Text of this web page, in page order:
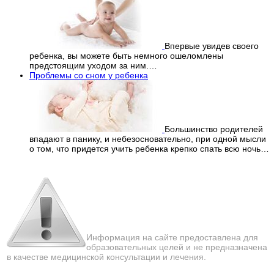
Впервые увидев своего
ребенка, вы можете быть немного ошеломлены
предстоящим уходом за ним.…
Проблемы со сном у ребенка
Большинство родителей
впадают в панику, и небезосновательно, при одной мысли
о том, что придется учить ребенка крепко спать всю ночь…
Информация на сайте предоставлена для
образовательных целей и не предназначена
в качестве медицинской консультации и лечения.